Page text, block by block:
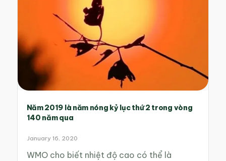
Năm 2019 là năm nóng kỷ lục thứ 2 trong vòng
140 năm qua
January 16, 2020
WMO cho biết nhiệt độ cao có thể là